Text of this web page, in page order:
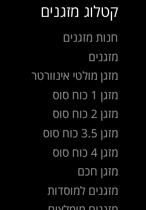
קטלוג מזגנים
חנות מזגנים
מזגנים
מזגן מולטי אינוורטר
מזגן 1 כוח סוס
מזגן 2 כוח סוס
מזגן 3.5 כוח סוס
מזגן 4 כוח סוס
מזגן חכם
מזגנים למוסדות